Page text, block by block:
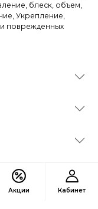
Акции Кабинет
блеск, объем,
Укрепление,
и поврежденных